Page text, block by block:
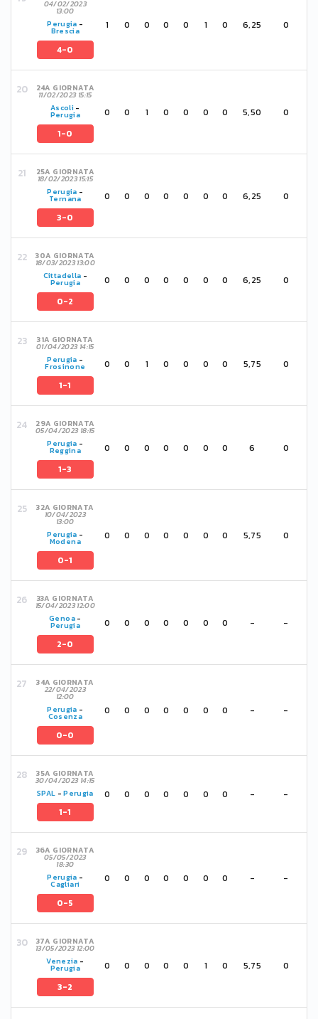
04/02/2023
13:00
Perugia -
Brescia
4-0
1 0 0 0 0 1 0 6,25 0
24A GIORNATA
11/02/2023 15:15
Ascoli -
Perugia
1-0
0 0 1 0 0 0 0 5,50 0
25A GIORNATA
18/02/2023 15:15
Perugia -
Ternana
3-0
0 0 0 0 0 0 0 6,25 0
30A GIORNATA
18/03/2023 13:00
Cittadella -
Perugia
0-2
0 0 0 0 0 0 0 6,25 0
31A GIORNATA
01/04/2023 14:15
Perugia -
Frosinone
1-1
0 0 1 0 0 0 0 5,75 0
29A GIORNATA
05/04/2023 18:15
Perugia -
Reggina
1-3
0 0 0 0 0 0 0 6 0
32A GIORNATA
10/04/2023
13:00
Perugia -
Modena
0-1
0 0 0 0 0 0 0 5,75 0
33A GIORNATA
15/04/2023 12:00
Genoa-
Perugia
2-0
0 0 0 0 0 0 0 - -
34A GIORNATA
22/04/2023
12:00
Perugia -
Cosenza
0-0
0 0 0 0 0 0 0 - -
35A GIORNATA
30/04/2023 14:15
SPAL -Perugia
1-1
0 0 0 0 0 0 0 - -
36A GIORNATA
05/05/2023
18:30
Perugia -
Cagliari
0-5
0 0 0 0 0 0 0 - -
37A GIORNATA
13/05/2023 12:00
Venezia -
Perugia
3-2
0 0 0 0 0 1 0 5,75 0